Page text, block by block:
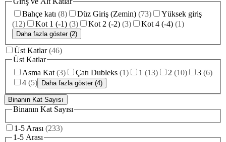
Bahçe katı (8) Düz Giriş (Zemin) (73)
Yüksek giriş
(12) Kot 1 (-1) (3) Kot 2 (-2) (3) Kot 4 (-4) (1)
Daha fazla göster (2)
Üst Katlar (46)
Üst Katlar
Asma Kat (3) Çatı Dubleks (1) 1 (13) 2 (10) 3 (6)
4 (5) Daha fazla göster (4)
Binanın Kat Sayısı
Binanın Kat Sayısı
1-5 Arası (233)
1-5 Arası